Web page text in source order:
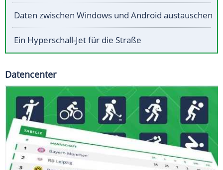
Daten zwischen Windows und Android austauschen
Ein Hyperschall-Jet für die Straße
Datencenter